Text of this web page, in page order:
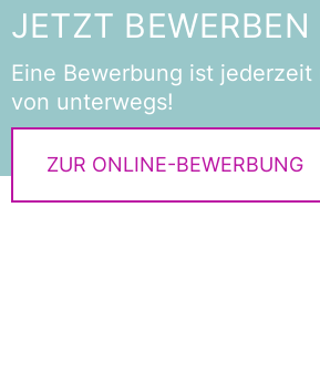
JETZT BEWERBEN
Eine Bewerbung ist jederzeit
von unterwegs!
ZUR ONLINE-BEWERBUNG